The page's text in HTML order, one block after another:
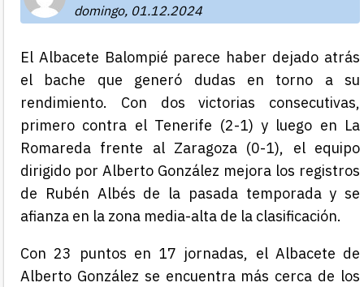
domingo, 01.12.2024
El Albacete Balompié parece haber dejado atrás
el bache que generó dudas en torno a su
rendimiento. Con dos victorias consecutivas,
primero contra el Tenerife (2-1) y luego en La
Romareda frente al Zaragoza (0-1), el equipo
dirigido por Alberto González mejora los registros
de Rubén Albés de la pasada temporada y se
afianza en la zona media-alta de la clasificación.
Con 23 puntos en 17 jornadas, el Albacete de
Alberto González se encuentra más cerca de los